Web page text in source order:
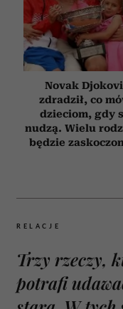
Novak
zdradził, co
dzieciom, gdy
nudzą. Wielu
będzie
RELACJE
Trzy rzeczy,
potrafi